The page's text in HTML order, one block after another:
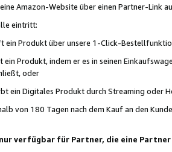
Amazon-Website über einen Partner-Link
eintritt:
ein Produkt über unsere 1-Click-
Produkt, indem er es in seinen
oder
ein Digitales Produkt durch Streaming oder
von 180 Tagen nach dem Kauf an den
verfügbar für Partner, die eine